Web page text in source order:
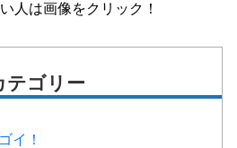
人は画像をクリック！
テゴリー
イ！